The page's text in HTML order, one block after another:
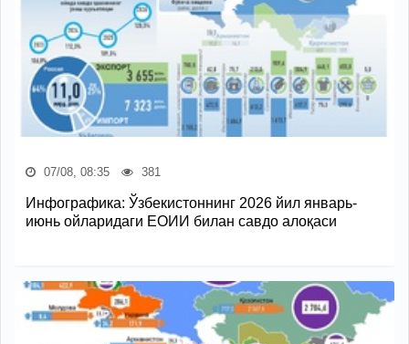
07/08, 08:35 381
Инфографика: Ўзбекистоннинг 2026 йил январь-
июнь ойларидаги ЕОИИ билан савдо алоқаси